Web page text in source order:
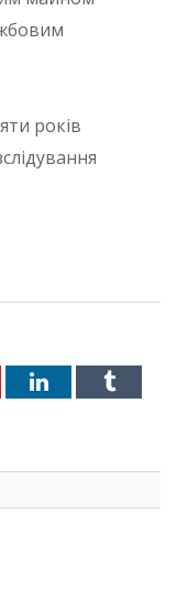
років
LinkedInTumblr